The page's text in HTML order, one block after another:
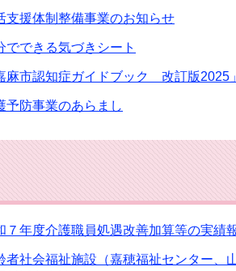
支援体制整備事業のお知らせ
でできる気づきシート
麻市認知症ガイドブック 改訂版2025
予防事業のあらまし
７年度介護職員処遇改善加算等の実績
者社会福祉施設（嘉穂福祉センター、